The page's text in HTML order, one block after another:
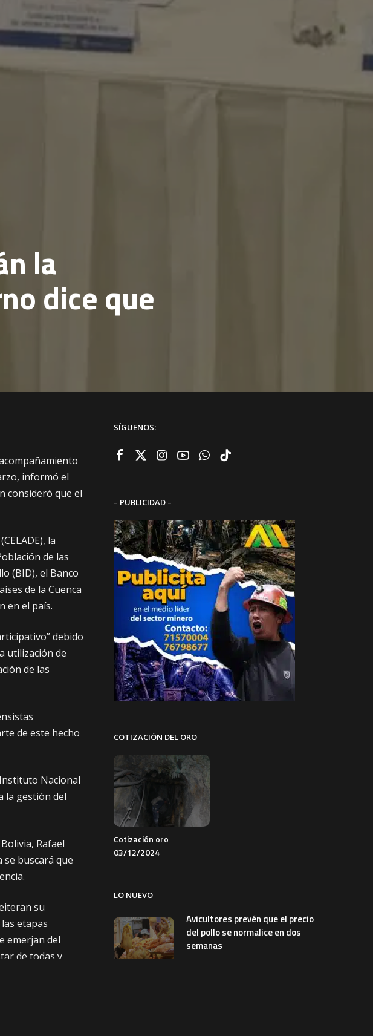
la
dice que
informó el
consideró que el
la
de las
(BID), el Banco
de la Cuenca
en el país.
debido
utilización de
de las
de este hecho
Nacional
la gestión del
Rafael
buscará que
su
etapas
emerjan del
de todas y
SÍGUENOS:
– PUBLICIDAD –
COTIZACIÓN DEL ORO
Cotización oro
03/12/2024
LO NUEVO
Avicultores prevén que el precio
del pollo se normalice en dos
semanas